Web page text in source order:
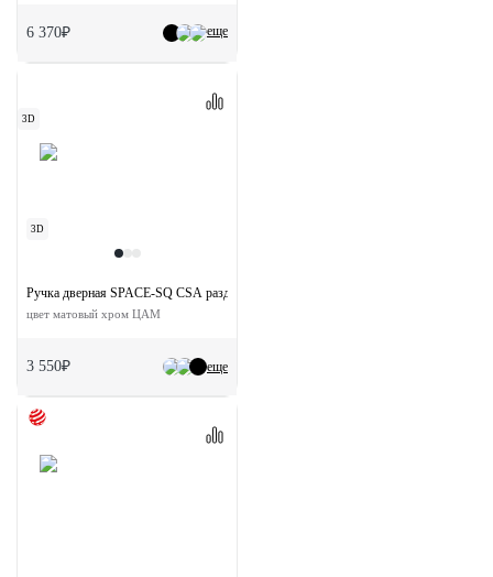
еще
6 370₽
3D
3D
еще
Ручка дверная SPACE-SQ CSA раздельная на квадратной розетке
цвет матовый хром ЦАМ
3 550₽